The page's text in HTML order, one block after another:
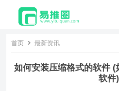
首页 最新资讯
如何安装压缩格式的软件
软件)